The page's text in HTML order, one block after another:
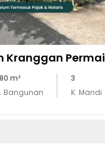
Kranggan Permai
m²
Bangunan
3
K. Mandi